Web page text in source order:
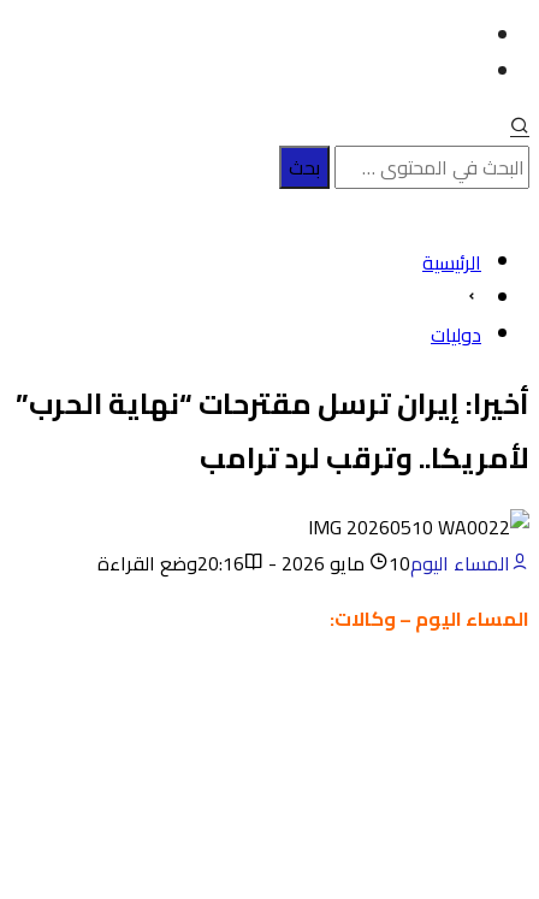
الرئيسية
دوليات
أخيرا: إيران ترسل مقترحات “نهاية الحرب”
لأمريكا.. وترقب لرد ترامب
المساء اليوم10 مايو 2026 - 20:16
وضع القراءة
المساء اليوم – وكالات: